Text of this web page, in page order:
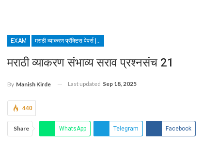
EXAM मराठी व्याकरण प्रॅक्टिस पेपर्स | MARATHI GRAMMAR TEST
मराठी व्याकरण संभाव्य सराव प्रश्नसंच 21
By Manish Kirde Last updated Sep 18, 2025
440
Share WhatsApp Telegram Facebook